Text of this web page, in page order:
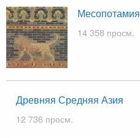
Месопотамия
14 358 просм.
Древняя Средняя Азия
12 736 просм.